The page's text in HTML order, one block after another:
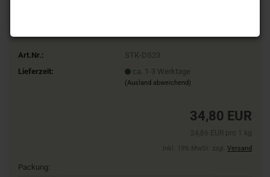
Art.Nr.:
STK-DS23
Lieferzeit:
ca. 1-3 Werktage
(Ausland abweichend)
34,80 EUR
24,86 EUR pro 1 kg
inkl. 19% MwSt. zzgl. Versand
Packung: